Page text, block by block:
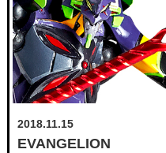
2018.11.15
EVANGELION